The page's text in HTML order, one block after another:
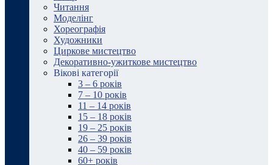
Читання
Моделінг
Хореографія
Художники
Циркове мистецтво
Декоративно-ужиткове мистецтво
Вікові категорії
3 – 6 років
7 – 10 років
11 – 14 років
15 – 18 років
19 – 25 років
26 – 39 років
40 – 59 років
60+ років